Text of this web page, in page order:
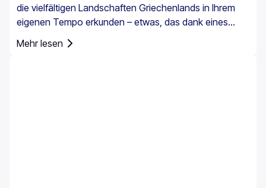
die vielfältigen Landschaften Griechenlands in Ihrem
eigenen Tempo erkunden – etwas, das dank eines
wichtig zu wissen, dass eine Autoversicherung in
Mehr lesen